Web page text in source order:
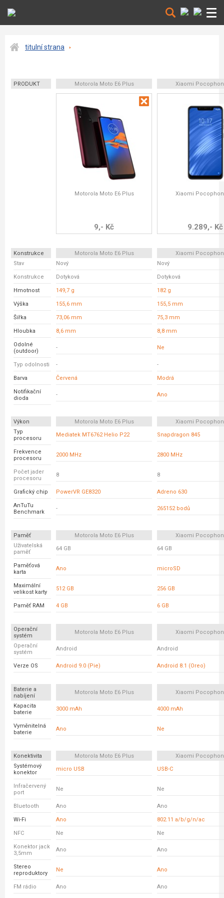
titulní strana
PRODUKT Motorola Moto E6 Plus Xiaomi
Motorola Moto E6 Plus
9,- Kč
Xiaomi
9.289,- Kč
Konstrukce Motorola Moto E6 Plus
Xiaomi
Stav
Nový Nový
Konstrukce Dotyková Dotyková
Hmotnost 149,7 g 182 g
Výška 155,6 mm 155,5 mm
Šířka 73,06 mm 75,3 mm
Hloubka 8,6 mm 8,8 mm
Odolné
(outdoor)
- Ne
Typ odolnosti - -
Barva Červená Modrá
Notifikační
dioda
- Ano
Výkon Motorola Moto E6 Plus
Xiaomi
Typ
procesoru
Mediatek MT6762 Helio P22 Snapdragon 845
Frekvence
procesoru
2000 MHz 2800 MHz
Počet jader
procesoru
8 8
Grafický chip PowerVR GE8320 Adreno 630
AnTuTu
Benchmark
- 265152 bodů
Paměť Motorola Moto E6 Plus
Xiaomi
Uživatelská
paměť
64 GB 64 GB
Paměťová
karta
Ano microSD
Maximální
velikost karty
512 GB 256 GB
Paměť RAM 4 GB 6 GB
Operační
systém
Motorola Moto E6 Plus Xiaomi
Operační
systém
Android Android
Verze OS Android 9.0 (Pie) Android 8.1 (Oreo)
Baterie a
nabíjení
Motorola Moto E6 Plus Xiaomi
Kapacita
baterie
3000 mAh 4000 mAh
Vyměnitelná
baterie
Ano Ne
Konektivita Motorola Moto E6 Plus
Xiaomi
Systémový
konektor
micro USB USB-C
Infračervený
port
Ne Ne
Bluetooth Ano Ano
Wi-Fi Ano 802.11 a/b/g/n/ac
NFC Ne Ne
Konektor jack
3,5mm
Ano Ano
Stereo
reproduktory
Ne Ano
FM rádio Ano Ano